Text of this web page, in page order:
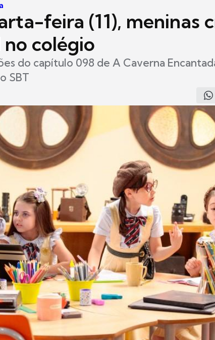
feira (11), meninas
colégio
do capítulo 098 de A Caverna
SBT